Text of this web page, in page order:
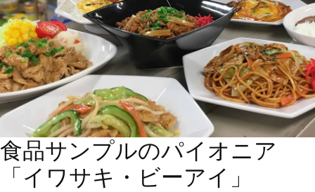
食品サンプルのパイオニア
「イワサキ・ビーアイ」